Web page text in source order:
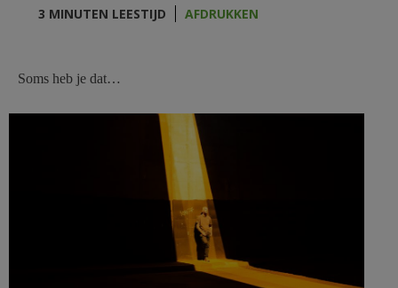
STARTPAGINA PORTAAL
3 MINUTEN LEESTIJD
AFDRUKKEN
Soms heb je dat…
gevangenis man-7044425.jpg